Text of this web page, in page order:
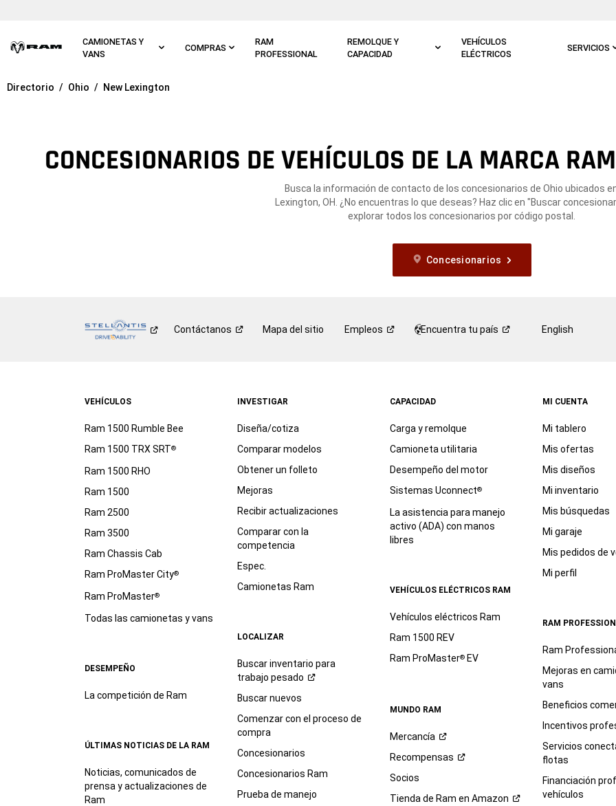
CAMIONETAS Y
VANS
COMPRAS
RAM
PROFESSIONAL
REMOLQUE Y
CAPACIDAD
VEHÍCULOS
ELÉCTRICOS
SERVICIOS
Ir a
Directorio Ohio New Lexington
CONCESIONARIOS DE VEHÍCULOS DE LA MARCA
Busca la información de contacto de los concesionarios de Ohio ubicados
Lexington, OH. ¿No encuentras lo que deseas? Haz clic en "Buscar
explorar todos los concesionarios por código postal.
Concesionarios
Contáctanos Mapa del sitio Empleos Encuentra tu país English
VEHÍCULOS
Ram 1500 Rumble Bee
Ram 1500 TRX SRT®
Ram 1500 RHO
Ram 1500
Ram 2500
Ram 3500
Ram Chassis Cab
Ram ProMaster City®
Ram ProMaster®
Todas las camionetas y vans
DESEMPEÑO
La competición de Ram
ÚLTIMAS NOTICIAS DE LA RAM
Noticias, comunicados de
prensa y actualizaciones de
Ram
INVESTIGAR
Diseña/cotiza
Comparar modelos
Obtener un folleto
Mejoras
Recibir actualizaciones
Comparar con la
competencia
Espec.
Camionetas Ram
LOCALIZAR
Buscar inventario para
trabajo pesado
Buscar nuevos
Comenzar con el proceso de
compra
Concesionarios
Concesionarios Ram
Prueba de manejo
CAPACIDAD
Carga y remolque
Camioneta utilitaria
Desempeño del motor
Sistemas Uconnect®
La asistencia para manejo
activo (ADA) con manos
libres
VEHÍCULOS ELÉCTRICOS RAM
Vehículos eléctricos Ram
Ram 1500 REV
Ram ProMaster®EV
MUNDO RAM
Mercancía
Recompensas
Socios
Tienda de Ram en Amazon
MI CUENTA
Mi tablero
Mis ofertas
Mis diseños
Mi inventario
Mis búsquedas
Mi garaje
Mis pedidos de
Mi perfil
RAM
Ram
Mejoras en
vans
Beneficios
Incentivos
Servicios
flotas
Financiación
vehículos